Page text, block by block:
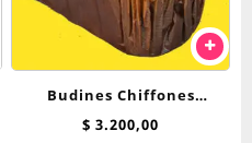
Budines Chiffones
Breadnet 250 Grs
$ 3.200,00